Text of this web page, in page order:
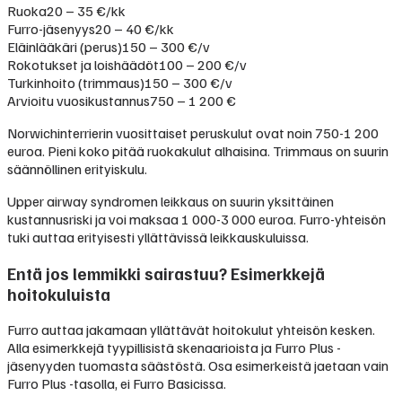
Ruoka20 – 35 €/kk
Furro-jäsenyys20 – 40 €/kk
Eläinlääkäri (perus)150 – 300 €/v
Rokotukset ja loishäädöt100 – 200 €/v
Turkinhoito (trimmaus)150 – 300 €/v
Arvioitu vuosikustannus750 – 1 200 €
Norwichinterrierin vuosittaiset peruskulut ovat noin 750-1 200
euroa. Pieni koko pitää ruokakulut alhaisina. Trimmaus on suurin
säännöllinen erityiskulu.
Upper airway syndromen leikkaus on suurin yksittäinen
kustannusriski ja voi maksaa 1 000-3 000 euroa. Furro-yhteisön
tuki auttaa erityisesti yllättävissä leikkauskuluissa.
Entä jos lemmikki sairastuu? Esimerkkejä
hoitokuluista
Furro auttaa jakamaan yllättävät hoitokulut yhteisön kesken.
Alla esimerkkejä tyypillisistä skenaarioista ja Furro Plus -
jäsenyyden tuomasta säästöstä. Osa esimerkeistä jaetaan vain
Furro Plus -tasolla, ei Furro Basicissa.